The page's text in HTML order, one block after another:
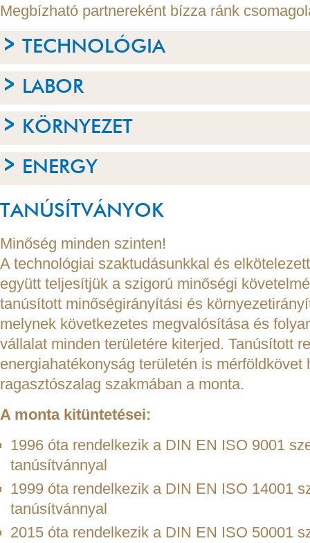
Megbízható partnereként bízza ránk
TECHNOLÓGIA
LABOR
KÖRNYEZET
ENERGY
TANÚSÍTVÁNYOK
Minőség minden szinten!
A technológiai szaktudásunkkal és
együtt teljesítjük a szigorú minőségi
tanúsított minőségirányítási és
melynek következetes megvalósítása és
vállalat minden területére kiterjed. Tanúsított
energiahatékonyság területén is mérföldkövet
ragasztószalag szakmában a monta.
A monta kitüntetései:
1996 óta rendelkezik a DIN EN ISO 9001
tanúsítvánnyal
1999 óta rendelkezik a DIN EN ISO 14001
tanúsítvánnyal
2015 óta rendelkezik a DIN EN ISO 50001